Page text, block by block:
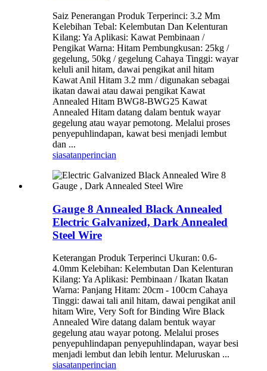
Saiz Penerangan Produk Terperinci: 3.2 Mm
Kelebihan Tebal: Kelembutan Dan Kelenturan
Kilang: Ya Aplikasi: Kawat Pembinaan /
Pengikat Warna: Hitam Pembungkusan: 25kg /
gegelung, 50kg / gegelung Cahaya Tinggi: wayar
keluli anil hitam, dawai pengikat anil hitam
Kawat Anil Hitam 3.2 mm / digunakan sebagai
ikatan dawai atau dawai pengikat Kawat
Annealed Hitam BWG8-BWG25 Kawat
Annealed Hitam datang dalam bentuk wayar
gegelung atau wayar pemotong. Melalui proses
penyepuhlindapan, kawat besi menjadi lembut
dan ...
siasatanperincian
Gauge 8 Annealed Black Annealed
Electric Galvanized, Dark Annealed
Steel Wire
Keterangan Produk Terperinci Ukuran: 0.6-
4.0mm Kelebihan: Kelembutan Dan Kelenturan
Kilang: Ya Aplikasi: Pembinaan / Ikatan Ikatan
Warna: Panjang Hitam: 20cm - 100cm Cahaya
Tinggi: dawai tali anil hitam, dawai pengikat anil
hitam Wire, Very Soft for Binding Wire Black
Annealed Wire datang dalam bentuk wayar
gegelung atau wayar potong. Melalui proses
penyepuhlindapan penyepuhlindapan, wayar besi
menjadi lembut dan lebih lentur. Meluruskan ...
siasatanperincian